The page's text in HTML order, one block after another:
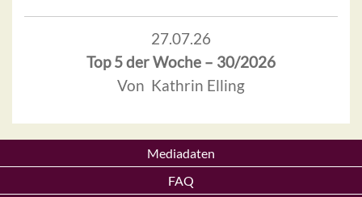
27.07.26
Top 5 der Woche – 30/2026
Von Kathrin Elling
Mediadaten
FAQ